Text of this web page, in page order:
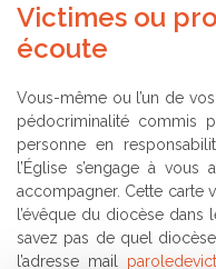
Victimes ou
écoute
Vous-même ou l’un de
pédocriminalité commis
personne en
l’Église s’engage à
accompagner. Cette carte
l’évêque du diocèse dans
savez pas de quel
l’adresse mail